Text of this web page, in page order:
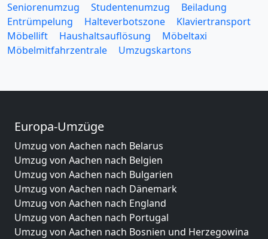
Seniorenumzug
Studentenumzug
Beiladung
Entrümpelung
Halteverbotszone
Klaviertransport
Möbellift
Haushaltsauflösung
Möbeltaxi
Möbelmitfahrzentrale
Umzugskartons
Europa-Umzüge
Umzug von Aachen nach Belarus
Umzug von Aachen nach Belgien
Umzug von Aachen nach Bulgarien
Umzug von Aachen nach Dänemark
Umzug von Aachen nach England
Umzug von Aachen nach Portugal
Umzug von Aachen nach Bosnien und Herzegowina